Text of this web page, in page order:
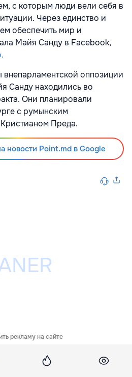
с которым люди вели себя в
Через единство и
обеспечить мир и
Майя Санду в Facebook,
оппозиции
Санду находились во
Они планировали
с румынским
Преда.
новости Point.md в Google
рекламу на сайте